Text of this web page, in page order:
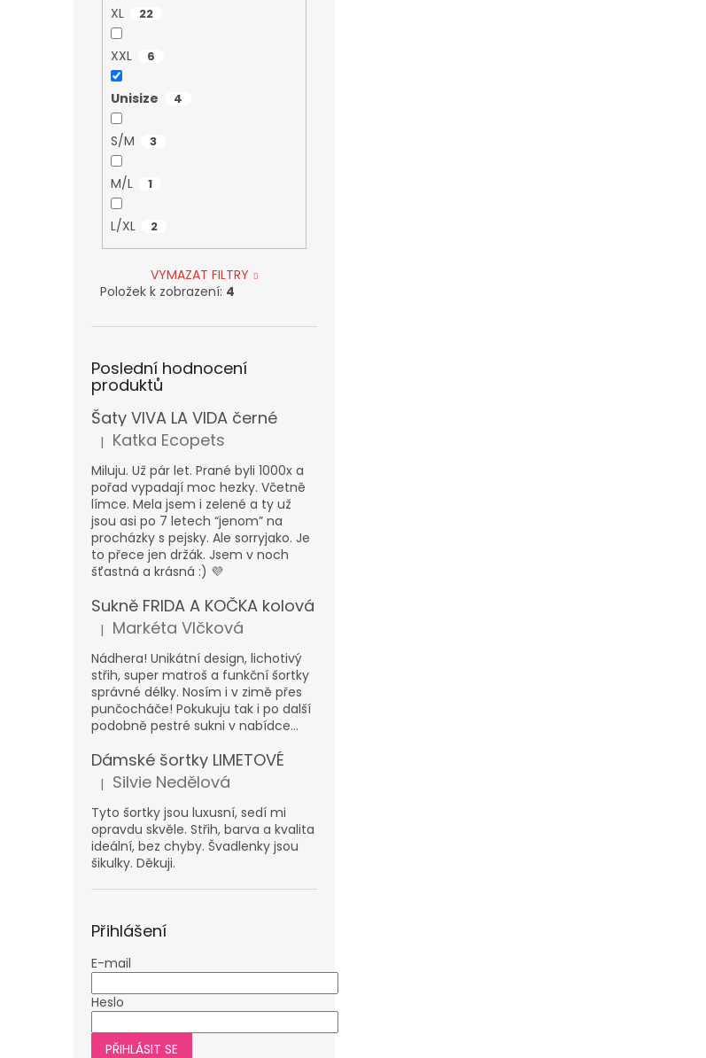
XL 22
XXL 6
Unisize 4
S/M 3
M/L 1
L/XL 2
VYMAZAT FILTRY
Položek k zobrazení: 4
Poslední hodnocení
produktů
Šaty VIVA LA VIDA černé
Hodnocení produktu je 5 z 5 hvězdiček.
| Katka Ecopets
Miluju. Už pár let. Prané byli 1000x a
pořad vypadají moc hezky. Včetně
límce. Mela jsem i zelené a ty už
jsou asi po 7 letech “jenom” na
procházky s pejsky. Ale sorryjako. Je
to přece jen držák. Jsem v noch
šťastná a krásná :) 💜
Sukně FRIDA A KOČKA kolová
Hodnocení produktu je 5 z 5 hvězdiček.
| Markéta Vlčková
Nádhera! Unikátní design, lichotivý
střih, super matroš a funkční šortky
správné délky. Nosím i v zimě přes
punčocháče! Pokukuju tak i po další
podobně pestré sukni v nabídce...
Dámské šortky LIMETOVÉ
Hodnocení produktu je 5 z 5 hvězdiček.
| Silvie Nedělová
Tyto šortky jsou luxusní, sedí mi
opravdu skvěle. Střih, barva a kvalita
ideální, bez chyby. Švadlenky jsou
šikulky. Děkuji.
Přihlášení
E-mail
Heslo
PŘIHLÁSIT SE